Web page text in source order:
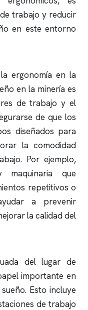
trabajo y reducir
en este entorno
ergonomía en la
en la minería es
de trabajo y el
de que los
diseñados para
la comodidad
Por ejemplo,
maquinaria que
repetitivos o
a prevenir
la calidad del
del lugar de
importante en
Esto incluye
de trabajo